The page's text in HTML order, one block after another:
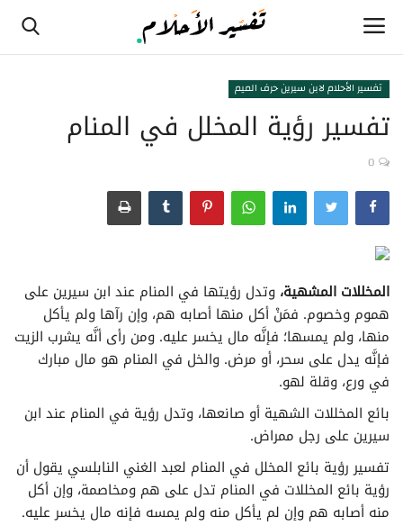
الصفحة الرئيسية
تفسير الأحلام لابن سيرين حرف الألف
تفسير الأحلام لابن سيرين حرف الثاء
تفسير الأحلام لابن سيرين حرف الجيم
تفسير الأحلام لابن سيرين حرف الحاء
تفسير الأحلام لابن سيرين حرف الخاء
تفسير الأحلام لابن سيرين حرف الدال
تفسير الأحلام لابن سيرين حرف الذال
تفسير الأحلام لابن سيرين حرف الراء
تفسير الأحلام لابن سيرين حرف الميم
تفسير رؤية المخلل في المنام
0
المخللات المشهية، وتدل رؤيتها في المنام عند ابن سيرين على
هموم وخصوم. فمَنْ أكل منها أصابه هم، وإن رآها ولم يأكل
منها، ولم يمسها؛ فإنَّه مال يخسر عليه. ومن رأى أنَّه يشرب الزيت
فإنَّه يدل على سحر، أو مرض. والخل في المنام هو مال مبارك
في ورع، وقلة لهو.
بائع المخللات الشهية أو صانعها، وتدل رؤية في المنام عند ابن
سيرين على رجل ممراض.
تفسير رؤية بائع المخلل في المنام لعبد الغني النابلسي يقول أن
رؤية بائع المخللات في المنام تدل على هم ومخاصمة، وإن أكل
منه أصابه هم وإن لم يأكل منه ولم يمسه فإنه مال يخسر عليه.